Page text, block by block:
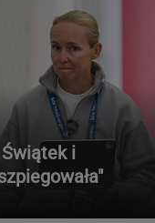
i